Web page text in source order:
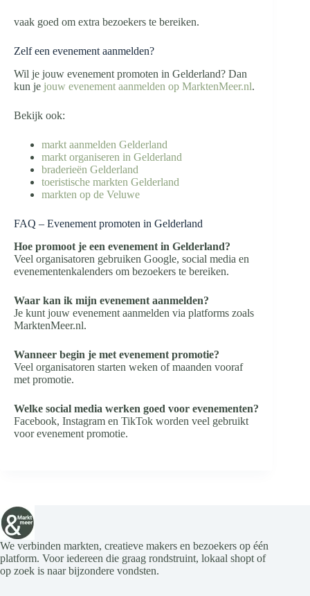
vaak goed om extra bezoekers te bereiken.
Zelf een evenement aanmelden?
Wil je jouw evenement promoten in Gelderland? Dan
kun je jouw evenement aanmelden op MarktenMeer.nl.
Bekijk ook:
markt aanmelden Gelderland
markt organiseren in Gelderland
braderieën Gelderland
toeristische markten Gelderland
markten op de Veluwe
FAQ – Evenement promoten in Gelderland
Hoe promoot je een evenement in Gelderland?
Veel organisatoren gebruiken Google, social media en
evenementenkalenders om bezoekers te bereiken.
Waar kan ik mijn evenement aanmelden?
Je kunt jouw evenement aanmelden via platforms zoals
MarktenMeer.nl.
Wanneer begin je met evenement promotie?
Veel organisatoren starten weken of maanden vooraf
met promotie.
Welke social media werken goed voor evenementen?
Facebook, Instagram en TikTok worden veel gebruikt
voor evenement promotie.
We verbinden markten, creatieve makers en bezoekers op één
platform. Voor iedereen die graag rondstruint, lokaal shopt of
op zoek is naar bijzondere vondsten.